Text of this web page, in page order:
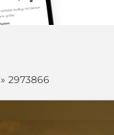
» 2973866